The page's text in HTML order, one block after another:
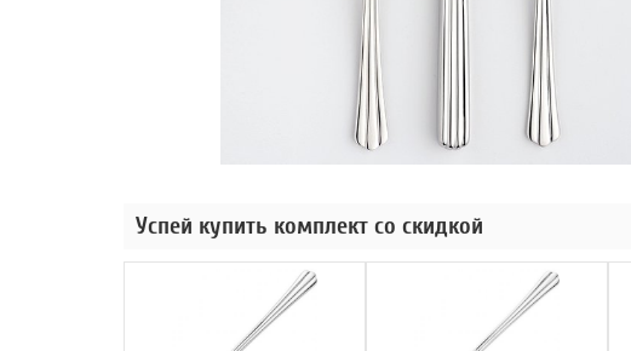
Успей купить комплект со скидкой